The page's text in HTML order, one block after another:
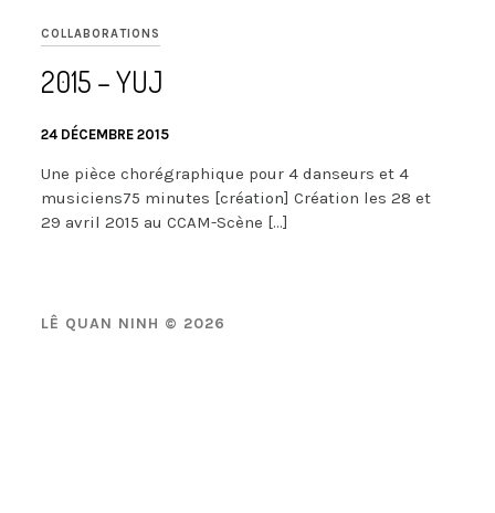
COLLABORATIONS
2015 – YUJ
24 DÉCEMBRE 2015
Une pièce chorégraphique pour 4 danseurs et 4
musiciens75 minutes [création] Création les 28 et
29 avril 2015 au CCAM-Scène […]
LÊ QUAN NINH © 2026